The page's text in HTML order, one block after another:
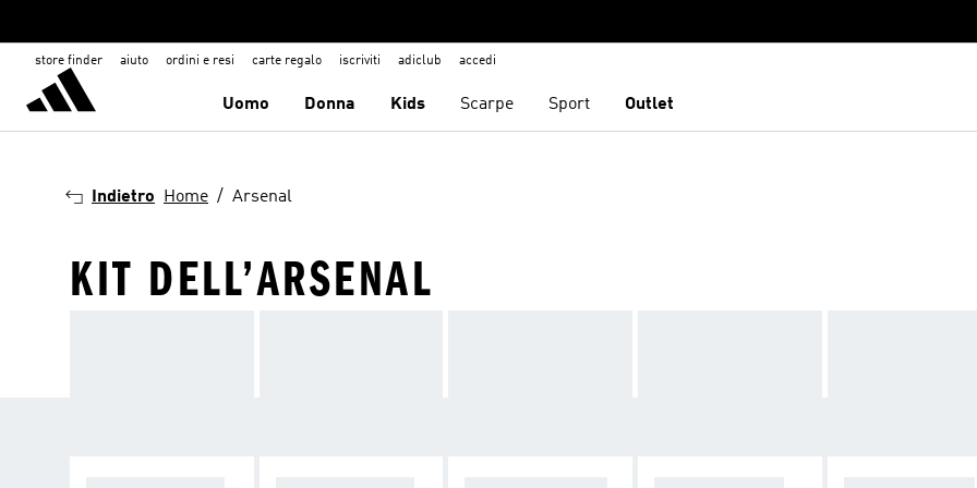
store finder aiuto ordini e resi carte regalo iscriviti adiclub accedi
Uomo Donna Kids Scarpe Sport Outlet
Indietro Home Arsenal
KIT DELL’ARSENAL